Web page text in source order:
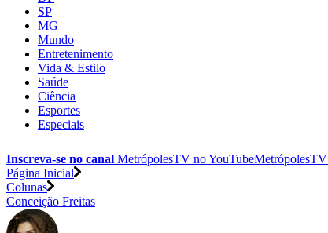
SP
MG
Mundo
Entretenimento
Vida & Estilo
Saúde
Ciência
Esportes
Especiais
Inscreva-se no canal MetrópolesTV noYouTubeMetrópolesTV
Página Inicial
Colunas
Conceição Freitas